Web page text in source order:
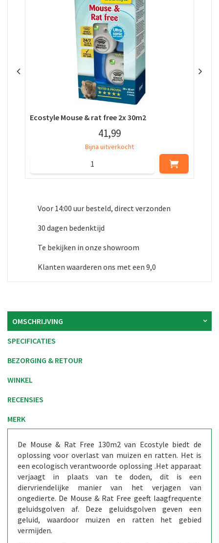
Ecostyle Mouse & rat free 2x 30m2
41,99
Bijna uitverkocht
Voor 14:00 uur besteld, direct verzonden
30 dagen bedenktijd
Te bekijken in onze showroom
Klanten waarderen ons met een 9,0
OMSCHRIJVING
SPECIFICATIES
BEZORGING & RETOUR
WINKEL
RECENSIES
MERK
De Mouse & Rat Free 130m2 van Ecostyle biedt de
oplossing voor overlast van muizen en ratten. Het is
een ecologisch verantwoorde oplossing .Het apparaat
verjaagt in plaats van te doden, dit is een
diervriendelijke manier van het verjagen van
ongedierte. De Mouse & Rat Free geeft laagfrequente
geluidsgolven af. Deze geluidsgolven geven een
geluid, waardoor muizen en ratten het gebied
vermijden.